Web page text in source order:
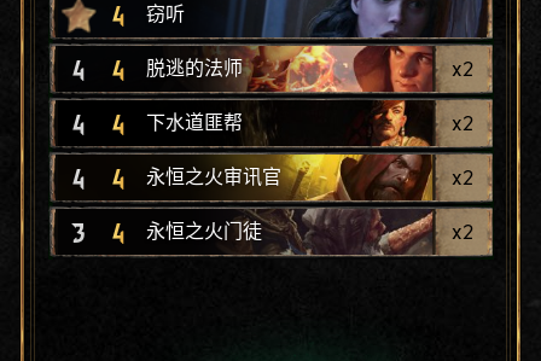
4 窃听
4 4 脱逃的法师 x2
4 4 下水道匪帮 x2
4 4 永恒之火审讯官 x2
3 4 永恒之火门徒 x2